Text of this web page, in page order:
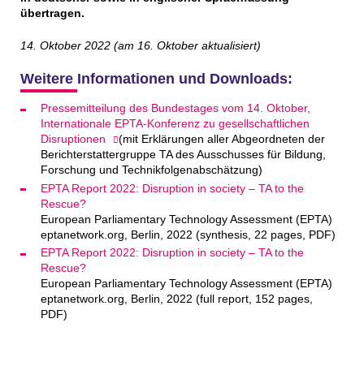
übertragen.
14. Oktober 2022 (am 16. Oktober aktualisiert)
Weitere Informationen und Downloads:
Pressemitteilung des Bundestages vom 14. Oktober,
Internationale EPTA-Konferenz zu gesellschaftlichen
Disruptionen
(mit Erklärungen aller Abgeordneten der
Berichterstattergruppe TA des Ausschusses für Bildung,
Forschung und Technikfolgenabschätzung)
EPTA Report 2022: Disruption in society – TA to the
Rescue?
European Parliamentary Technology Assessment (EPTA)
eptanetwork.org, Berlin, 2022 (synthesis, 22 pages, PDF)
EPTA Report 2022: Disruption in society – TA to the
Rescue?
European Parliamentary Technology Assessment (EPTA)
eptanetwork.org, Berlin, 2022 (full report, 152 pages,
PDF)